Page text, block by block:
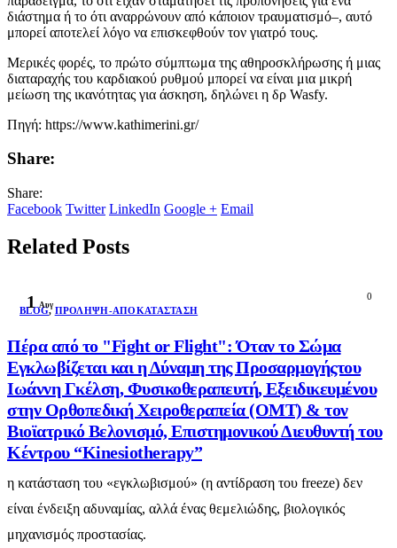
διάστημα ή το ότι αναρρώνουν από κάποιον τραυματισμό–, αυτό
μπορεί αποτελεί λόγο να επισκεφθούν τον γιατρό τους.
Μερικές φορές, το πρώτο σύμπτωμα της αθηροσκλήρωσης ή μιας
διαταραχής του καρδιακού ρυθμού μπορεί να είναι μια μικρή
μείωση της ικανότητας για άσκηση, δηλώνει η δρ Wasfy.
Πηγή: https://www.kathimerini.gr/
Share:
Share:
Facebook Twitter LinkedIn Google + Email
Related Posts
1 Αυγ
0
BLOG,ΠΡΌΛΗΨΗ-ΑΠΟΚΑΤΆΣΤΑΣΗ
Πέρα από το "Fight or Flight": Όταν το Σώμα
Εγκλωβίζεται και η Δύναμη της Προσαρμογήςτου
Ιωάννη Γκέλση, Φυσικοθεραπευτή, Εξειδικευμένου
στην Ορθοπεδική Χειροθεραπεία (OMT) & τον
Βιοϊατρικό Βελονισμό, Επιστημονικού Διευθυντή του
Κέντρου “Kinesiotherapy”
η κατάσταση του «εγκλωβισμού» (η αντίδραση του freeze) δεν
είναι ένδειξη αδυναμίας, αλλά ένας θεμελιώδης, βιολογικός
μηχανισμός προστασίας.